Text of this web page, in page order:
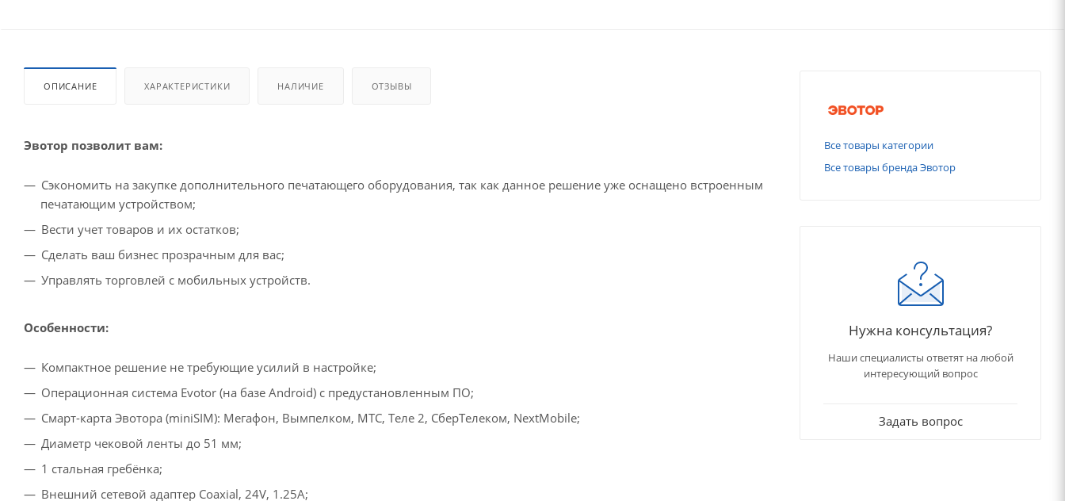
ОПИСАНИЕ ХАРАКТЕРИСТИКИ НАЛИЧИЕ ОТЗЫВЫ
Эвотор позволит вам:
Сэкономить на закупке дополнительного печатающего оборудования, так как данное решение уже оснащено встроенным
печатающим устройством;
Вести учет товаров и их остатков;
Сделать ваш бизнес прозрачным для вас;
Управлять торговлей с мобильных устройств.
Особенности:
Компактное решение не требующие усилий в настройке;
Операционная система Evotor (на базе Android) с предустановленным ПО;
Смарт-карта Эвотора (miniSIM): Мегафон, Вымпелком, МТС, Теле 2, СберТелеком, NextMobile;
Диаметр чековой ленты до 51 мм;
1 стальная гребёнка;
Внешний сетевой адаптер Coaxial, 24V, 1.25A;
Все товары категории
Все товары бренда Эвотор
Нужна консультация?
Наши специалисты ответят на любой
интересующий вопрос
Задать вопрос